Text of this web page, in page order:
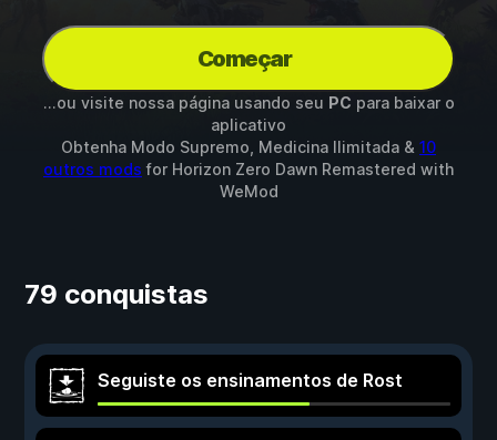
Começar
...ou visite nossa página usando seu PC para baixar o
aplicativo
Obtenha Modo Supremo, Medicina Ilimitada & 10
outros mods for Horizon Zero Dawn Remastered with
WeMod
79 conquistas
Seguiste os ensinamentos de Rost